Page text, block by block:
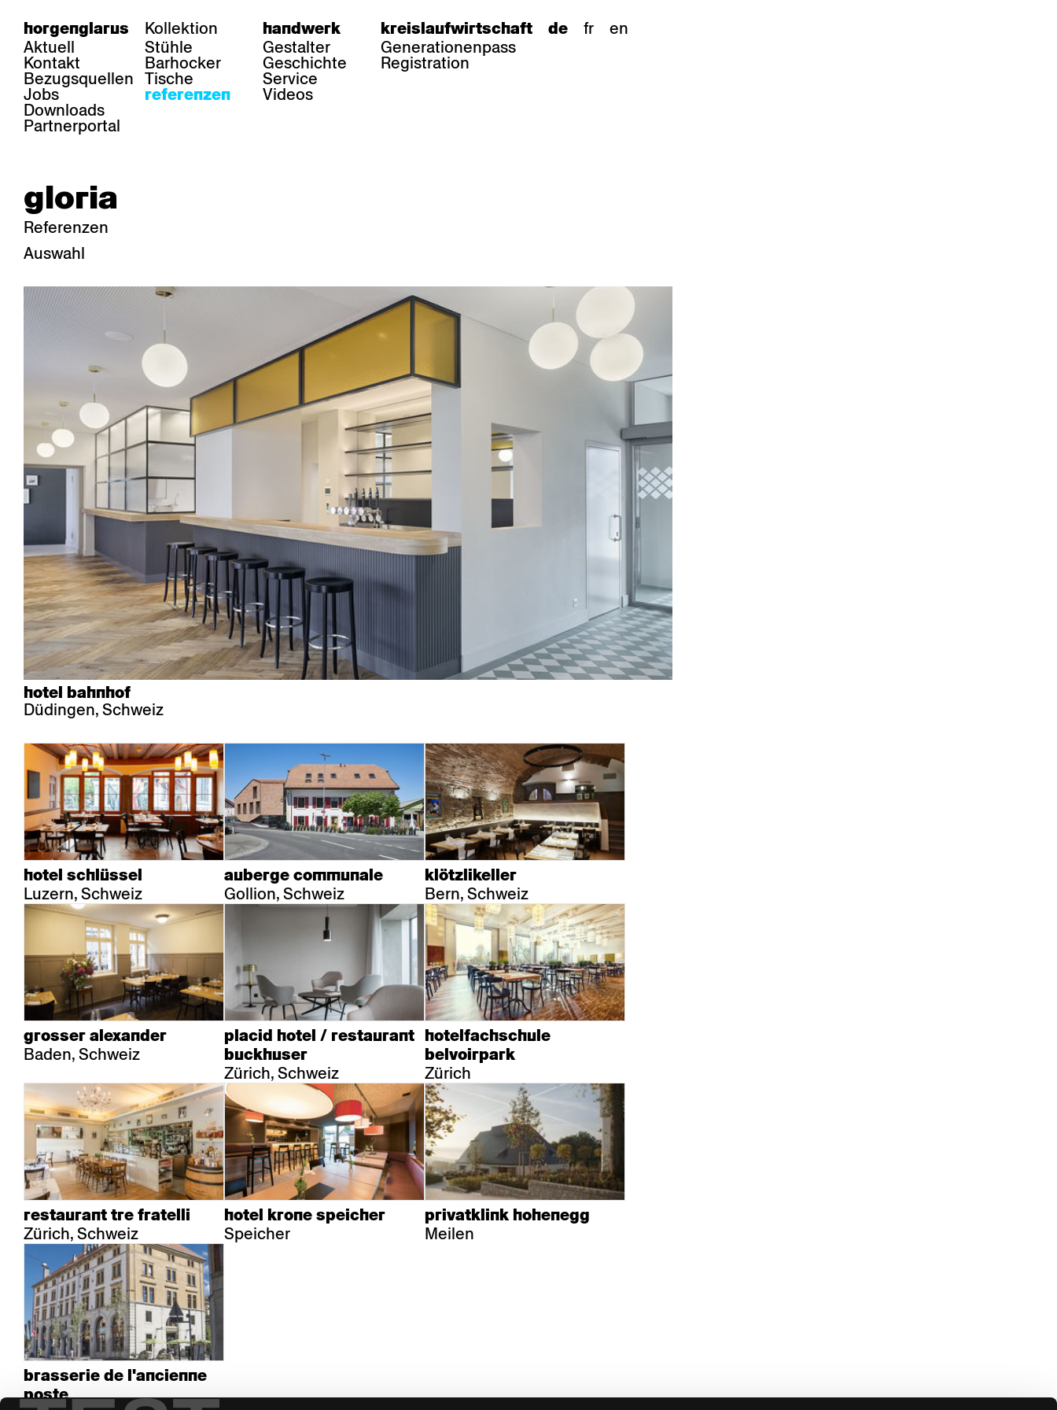
horgenglarus
Aktuell
Kontakt
Bezugsquellen
Jobs
Downloads
Partnerportal
Kollektion
Stühle
Barhocker
Tische
referenzen
handwerk
Gestalter
Geschichte
Service
Videos
kreislaufwirtschaft
Generationenpass
Registration
de fr en
gloria
Referenzen
Auswahl
bereich
Gastronomie
Gesundheit
Hotellerie
Privatresidenz
Saalbestuhlung
Sakralbauten
stühle
Belair
Classic
Esposito
Forum l
Forum ll
GA Stuhl
GGW
Honett
Imma
Klio
Lounge
Safran
Seley
Stapel
tische
Epoc
Ess.Tee.Tisch
Lyra Lounge
Prova
RQ Light
Savoy
Semper
Sigma
barhocker
Miro
Miro
Omega
Select
hotel bahnhof
Düdingen, Schweiz
hotel schlüssel
Luzern, Schweiz
auberge communale
Gollion, Schweiz
klötzlikeller
Bern, Schweiz
grosser alexander
Baden, Schweiz
placid hotel / restaurant
buckhuser
Zürich, Schweiz
hotelfachschule
belvoirpark
Zürich
restaurant tre fratelli
Zürich, Schweiz
hotel krone speicher
Speicher
privatklink hohenegg
Meilen
brasserie de l'ancienne
poste